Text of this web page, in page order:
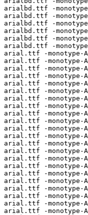
arialbd.ttf -
arialbd.ttf -
arialbd.ttf -
arialbd.ttf -
arialbd.ttf -
arialbd.ttf -
arial.ttf -monotype-
arial.ttf -monotype-
arial.ttf -monotype-
arial.ttf -monotype-
arial.ttf -monotype-
arial.ttf -monotype-
arial.ttf -monotype-
arial.ttf -monotype-
arial.ttf -monotype-
arial.ttf -monotype-
arial.ttf -monotype-
arial.ttf -monotype-
arial.ttf -monotype-
arial.ttf -monotype-
arial.ttf -monotype-
arial.ttf -monotype-
arial.ttf -monotype-
arial.ttf -monotype-
arial.ttf -monotype-
arial.ttf -monotype-
arial.ttf -monotype-
arial.ttf -monotype-